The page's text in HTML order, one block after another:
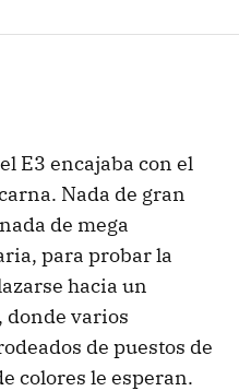
E3 encajaba con el
Nada de gran
de mega
para probar la
hacia un
donde varios
de puestos de
colores le esperan.